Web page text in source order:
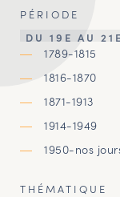
PÉRIODE
DU 19E AU
1789-1815
1816-1870
1871-1913
1914-1949
1950-nos
THÉMATIQUE